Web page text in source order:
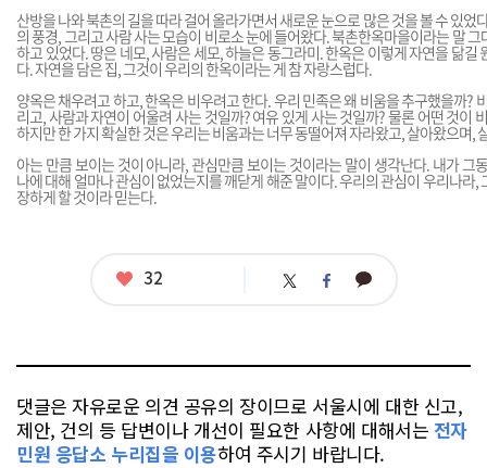
산방을 나와 북촌의 길을 따라 걸어 올라가면서 새로운 눈으로 많은 것을 볼 수 있었
의 풍경, 그리고 사람 사는 모습이 비로소 눈에 들어왔다. 북촌한옥마을이라는 말
하고 있었다. 땅은 네모, 사람은 세모, 하늘은 동그라미. 한옥은 이렇게 자연을 닮길
다. 자연을 담은 집, 그것이 우리의 한옥이라는 게 참 자랑스럽다.
양옥은 채우려고 하고, 한옥은 비우려고 한다. 우리 민족은 왜 비움을 추구했을까?
리고, 사람과 자연이 어울려 사는 것일까? 여유 있게 사는 것일까? 물론 어떤 것이
하지만 한 가지 확실한 것은 우리는 비움과는 너무 동떨어져 자라왔고, 살아왔으며,
아는 만큼 보이는 것이 아니라, 관심만큼 보이는 것이라는 말이 생각난다. 내가 그
나에 대해 얼마나 관심이 없었는지를 깨닫게 해준 말이다. 우리의 관심이 우리나라,
장하게 할 것이라 믿는다.
좋
32 트 페 카
댓글은 자유로운 의견 공유의 장이므로 서울시에 대한 신고,
제안, 건의 등 답변이나 개선이 필요한 사항에 대해서는 전자
민원 응답소 누리집을 이용하여 주시기 바랍니다.